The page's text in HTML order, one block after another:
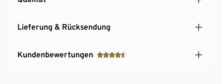
Lieferung & Rücksendung
Kundenbewertungen